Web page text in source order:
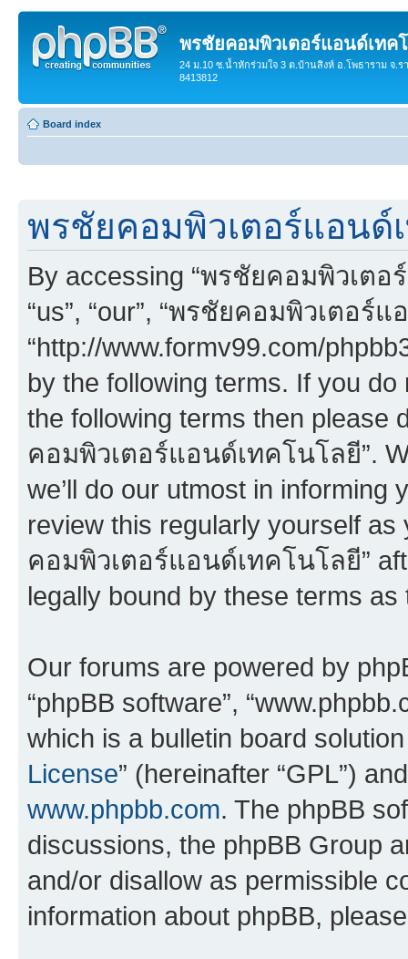
พรชัยคอมพิวเตอร์แอนด์เทค
24 ม.10 ซ.น้ำหักร่วมใจ 3 ต.บ้านสิงห์ อ.โพธาราม จ.ร
8413812
Board index
พรชัยคอมพิวเตอร์แอนด์
By accessing “พรชัยคอมพิวเตอ
“us”, “our”, “พรชัยคอมพิวเตอร์
“http://www.formv99.com/
by the following terms. If you
the following terms then please
คอมพิวเตอร์แอนด์เทคโนโลยี”.
we’ll do our utmost in informing
review this regularly yourself
คอมพิวเตอร์แอนด์เทคโนโลยี”
legally bound by these terms
Our forums are powered by
“phpBB software”,
which is a bulletin board
License” (hereinafter “GPL”)
www.phpbb.com. The phpBB
discussions, the phpBB Group
and/or disallow as permissible
information about phpBB,